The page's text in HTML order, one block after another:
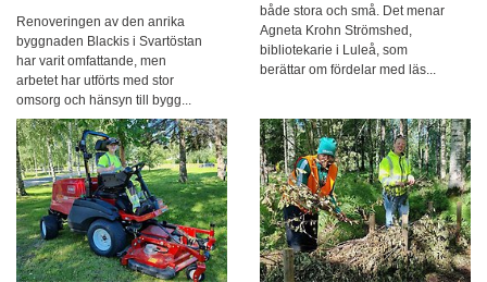
Renoveringen av den anrika
byggnaden Blackis i Svartöstan
har varit omfattande, men
arbetet har utförts med stor
omsorg och hänsyn till bygg...
både stora och små. Det menar
Agneta Krohn Strömshed,
bibliotekarie i Luleå, som
berättar om fördelar med läs...